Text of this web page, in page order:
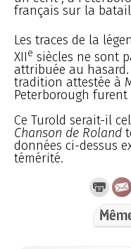
français sur la
Les traces de la
XIIe siècles ne sont
attribuée au
tradition attestée à
Peterborough
Ce Turold serait-il
Chanson de Roland
données ci-dessus
témérité.